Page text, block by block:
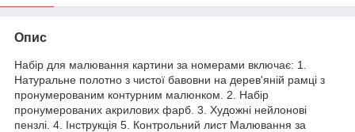
Опис
Набір для малювання картини за номерами включає: 1.
Натуральне полотно з чистої бавовни на дерев'яній рамці з
пронумерованим контурним малюнком. 2. Набір
пронумерованих акрилових фарб. 3. Художні нейлонові
пензлі. 4. Інструкція 5. Контрольний лист Малювання за